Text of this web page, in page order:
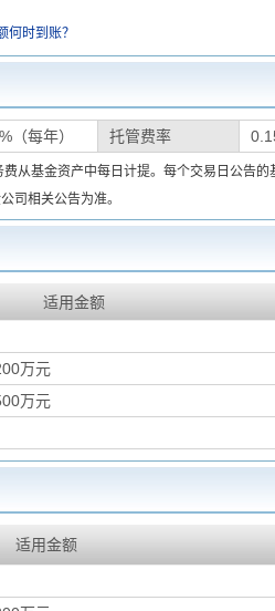
何时到账？
（每年） 托管费率
从基金资产中每日计提。每个交易日公告的
司相关公告为准。
适用金额
万元
万元
适用金额